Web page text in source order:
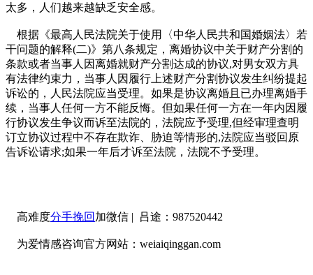
太多，人们越来越缺乏安全感。
根据《最高人民法院关于使用〈中华人民共和国婚姻法〉若
干问题的解释(二)》第八条规定，离婚协议中关于财产分割的
条款或者当事人因离婚就财产分割达成的协议,对男女双方具
有法律约束力，当事人因履行上述财产分割协议发生纠纷提起
诉讼的，人民法院应当受理。如果是协议离婚且已办理离婚手
续，当事人任何一方不能反悔。但如果任何一方在一年内因履
行协议发生争议而诉至法院的，法院应予受理,但经审理查明
订立协议过程中不存在欺诈、胁迫等情形的,法院应当驳回原
告诉讼请求;如果一年后才诉至法院，法院不予受理。
高难度分手挽回 加微信 | 吕途：987520442
为爱情感咨询官方网站：weiaiqinggan.com